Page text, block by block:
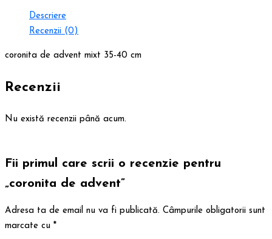
Descriere
Recenzii (0)
coronita de advent mixt 35-40 cm
Recenzii
Nu există recenzii până acum.
Fii primul care scrii o recenzie pentru
„coronita de advent”
Adresa ta de email nu va fi publicată. Câmpurile obligatorii sunt
marcate cu *